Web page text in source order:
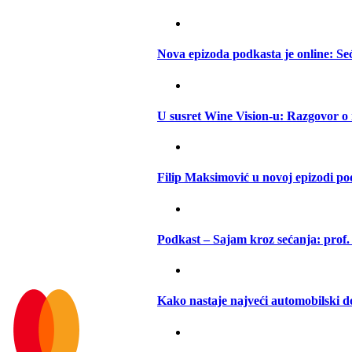
Nova epizoda podkasta je online:
U susret Wine Vision-u: Razgovor
Filip Maksimović u novoj epizodi
Podkast – Sajam kroz sećanja:
Kako nastaje najveći automobilski